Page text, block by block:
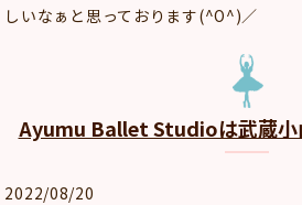
しいなぁと思っております(^O^)／
Ayumu Ballet Studioは武蔵小
2022/08/20